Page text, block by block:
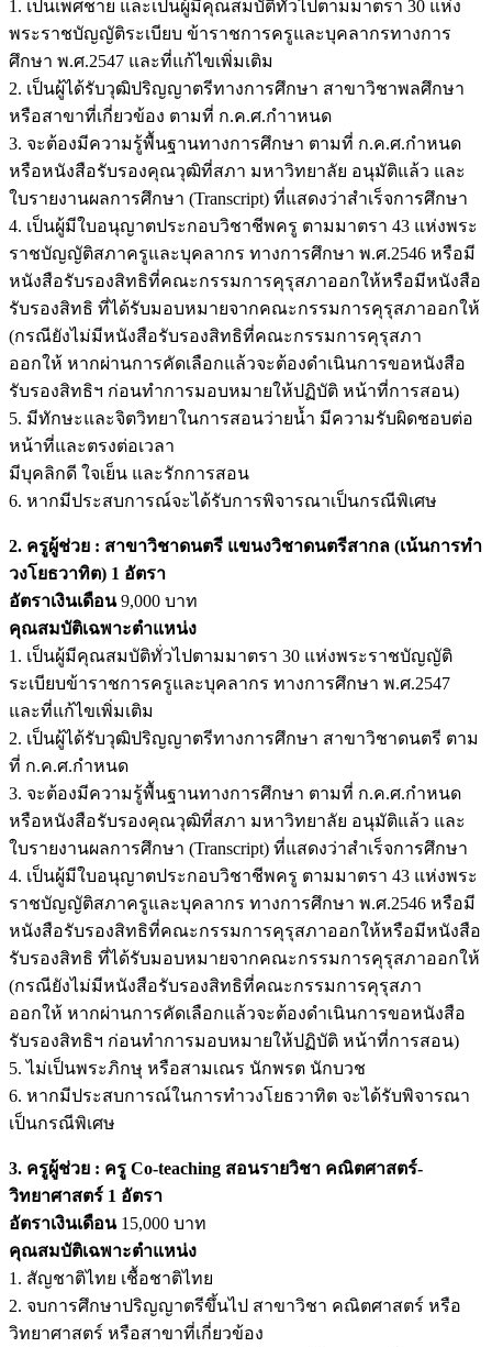
1. เป็นเพศชาย และเป็นผู้มีคุณสมบัติทั่วไปตามมาตรา 30 แห่ง
พระราชบัญญัติระเบียบ ข้าราชการครูและบุคลากรทางการ
ศึกษา พ.ศ.2547 และที่แก้ไขเพิ่มเติม
2. เป็นผู้ได้รับวุฒิปริญญาตรีทางการศึกษา สาขาวิชาพลศึกษา
หรือสาขาที่เกี่ยวข้อง ตามที่ ก.ค.ศ.กำาหนด
3. จะต้องมีความรู้พื้นฐานทางการศึกษา ตามที่ ก.ค.ศ.กำหนด
หรือหนังสือรับรองคุณวุฒิที่สภา มหาวิทยาลัย อนุมัติแล้ว และ
ใบรายงานผลการศึกษา (Transcript) ที่แสดงว่าสำเร็จการศึกษา
4. เป็นผู้มีใบอนุญาตประกอบวิชาชีพครู ตามมาตรา 43 แห่งพระ
ราชบัญญัติสภาครูและบุคลากร ทางการศึกษา พ.ศ.2546 หรือมี
หนังสือรับรองสิทธิที่คณะกรรมการคุรุสภาออกให้หรือมีหนังสือ
รับรองสิทธิ ที่ได้รับมอบหมายจากคณะกรรมการคุรุสภาออกให้
(กรณียังไม่มีหนังสือรับรองสิทธิที่คณะกรรมการคุรุสภา
ออกให้ หากผ่านการคัดเลือกแล้วจะต้องดำเนินการขอหนังสือ
รับรองสิทธิฯ ก่อนทำการมอบหมายให้ปฏิบัติ หน้าที่การสอน)
5. มีทักษะและจิตวิทยาในการสอนว่ายน้ำ มีความรับผิดชอบต่อ
หน้าที่และตรงต่อเวลา
มีบุคลิกดี ใจเย็น และรักการสอน
6. หากมีประสบการณ์จะได้รับการพิจารณาเป็นกรณีพิเศษ
2. ครูผู้ช่วย : สาขาวิชาดนตรี แขนงวิชาดนตรีสากล (เน้นการทำ
วงโยธวาทิต) 1 อัตรา
อัตราเงินเดือน9,000 บาท
คุณสมบัติเฉพาะตำแหน่ง
1. เป็นผู้มีคุณสมบัติทั่วไปตามมาตรา 30 แห่งพระราชบัญญัติ
ระเบียบข้าราชการครูและบุคลากร ทางการศึกษา พ.ศ.2547
และที่แก้ไขเพิ่มเติม
2. เป็นผู้ได้รับวุฒิปริญญาตรีทางการศึกษา สาขาวิชาดนตรี ตาม
ที่ ก.ค.ศ.กำหนด
3. จะต้องมีความรู้พื้นฐานทางการศึกษา ตามที่ ก.ค.ศ.กำหนด
หรือหนังสือรับรองคุณวุฒิที่สภา มหาวิทยาลัย อนุมัติแล้ว และ
ใบรายงานผลการศึกษา (Transcript) ที่แสดงว่าสำเร็จการศึกษา
4. เป็นผู้มีใบอนุญาตประกอบวิชาชีพครู ตามมาตรา 43 แห่งพระ
ราชบัญญัติสภาครูและบุคลากร ทางการศึกษา พ.ศ.2546 หรือมี
หนังสือรับรองสิทธิที่คณะกรรมการคุรุสภาออกให้หรือมีหนังสือ
รับรองสิทธิ ที่ได้รับมอบหมายจากคณะกรรมการคุรุสภาออกให้
(กรณียังไม่มีหนังสือรับรองสิทธิที่คณะกรรมการคุรุสภา
ออกให้ หากผ่านการคัดเลือกแล้วจะต้องดำเนินการขอหนังสือ
รับรองสิทธิฯ ก่อนทำการมอบหมายให้ปฏิบัติ หน้าที่การสอน)
5. ไม่เป็นพระภิกษุ หรือสามเณร นักพรต นักบวช
6. หากมีประสบการณ์ในการทำวงโยธวาทิต จะได้รับพิจารณา
เป็นกรณีพิเศษ
3. ครูผู้ช่วย : ครู Co-teaching สอนรายวิชา คณิตศาสตร์-
วิทยาศาสตร์ 1 อัตรา
อัตราเงินเดือน15,000 บาท
คุณสมบัติเฉพาะตำแหน่ง
1. สัญชาติไทย เชื้อชาติไทย
2. จบการศึกษาปริญญาตรีขึ้นไป สาขาวิชา คณิตศาสตร์ หรือ
วิทยาศาสตร์ หรือสาขาที่เกี่ยวข้อง